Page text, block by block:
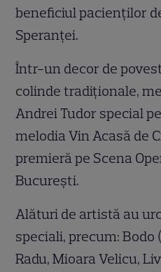
beneficiul pacienților
Speranței.
Într-un decor de
colinde tradiționale,
Andrei Tudor special
melodia Vin Acasă de
premieră pe Scena
București.
Alături de artistă au
speciali, precum:
Radu, Mioara Velicu,